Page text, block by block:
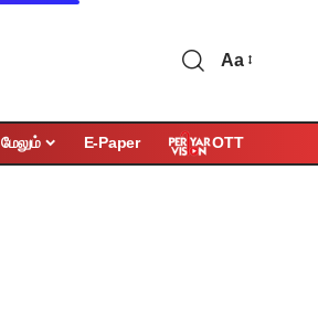
Aa
மேலும் E-Paper OTT